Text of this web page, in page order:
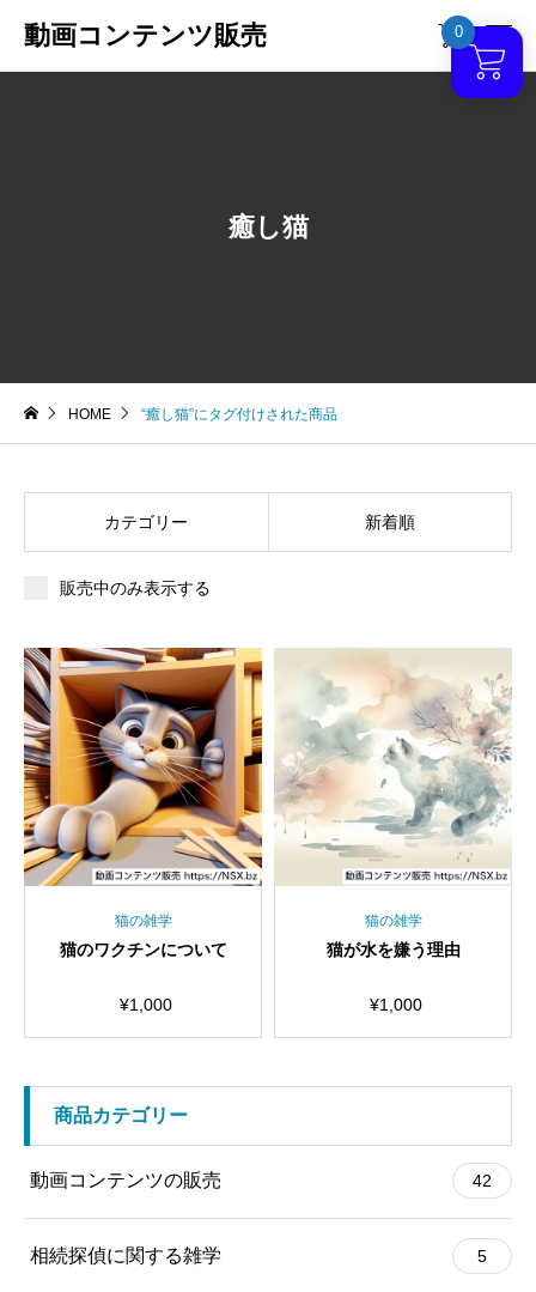
動画コンテンツ販売 
癒し猫
HOME “癒し猫”にタグ付けされた商品
カテゴリー 新着順
販売中のみ表示する
猫の雑学
猫のワクチンについて
¥1,000
猫の雑学
猫が水を嫌う理由
¥1,000
商品カテゴリー
動画コンテンツの販売 42
相続探偵に関する雑学 5
0